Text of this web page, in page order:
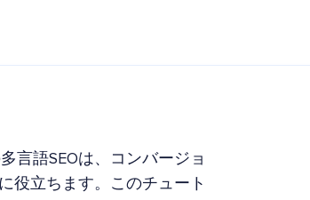
言語SEOは、コンバージョ
役立ちます。このチュート